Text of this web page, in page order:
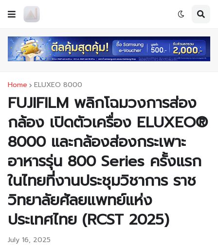
Home ELUXEO 8000
FUJIFILM พลิกโฉมวงการส่อง
กล้อง เปิดตัวเครื่อง ELUXEO®
8000 และกล้องส่องกระเพาะ
อาหารรุ่น 800 Series ครั้งแรก
ในไทยที่งานประชุมวิชาการ ราช
วิทยาลัยศัลยแพทย์แห่ง
ประเทศไทย (RCST 2025)
July 16, 2025